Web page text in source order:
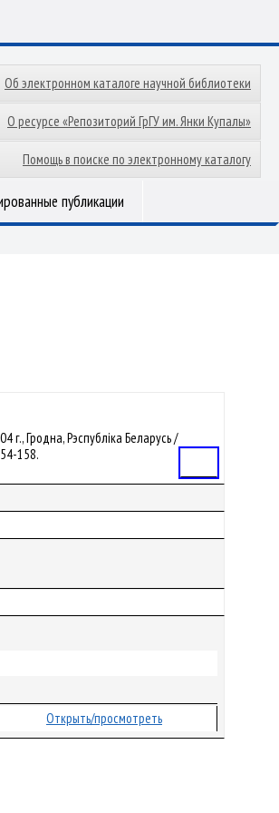
Об электронном каталоге научной библиотеки
О ресурсе «Репозиторий ГрГУ им. Янки Купалы»
Помощь в поиске по электронному каталогу
публикации
Гродна, Рэспубліка Беларусь /
158.
Открыть/просмотреть